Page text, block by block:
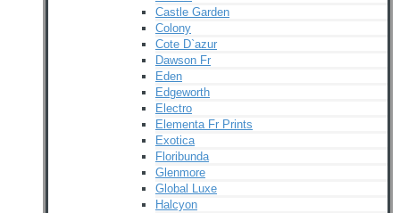
Castle Garden
Colony
Cote D`azur
Dawson Fr
Eden
Edgeworth
Electro
Elementa Fr Prints
Exotica
Floribunda
Glenmore
Global Luxe
Halcyon